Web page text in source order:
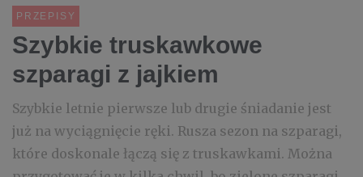
PRZEPISY
Szybkie truskawkowe
szparagi z jajkiem
Szybkie letnie pierwsze lub drugie śniadanie jest
już na wyciągnięcie ręki. Rusza sezon na szparagi,
które doskonale łączą się z truskawkami. Można